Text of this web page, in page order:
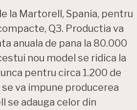
la Martorell, Spania, pentru
Q3. Productia va
anuala de pana la 80.000
nou model se ridica la
pentru circa 1.200 de
va impune producerea
se adauga celor din